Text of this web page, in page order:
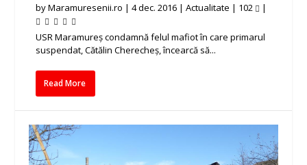
byMaramuresenii.ro |4 dec. 2016 |Actualitate | 102 |
USR Maramureş condamnă felul mafiot în care primarul
suspendat, Cătălin Cherecheş, încearcă să...
Read More